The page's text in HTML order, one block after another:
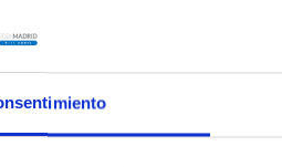
DE NOTICIAS DE